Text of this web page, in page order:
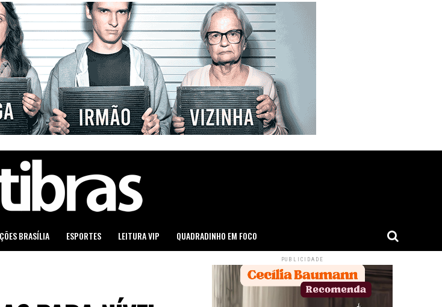
BRASÍLIA ESPORTES LEITURA VIP QUADRADINHO EM FOCO
PUBLICIDADE